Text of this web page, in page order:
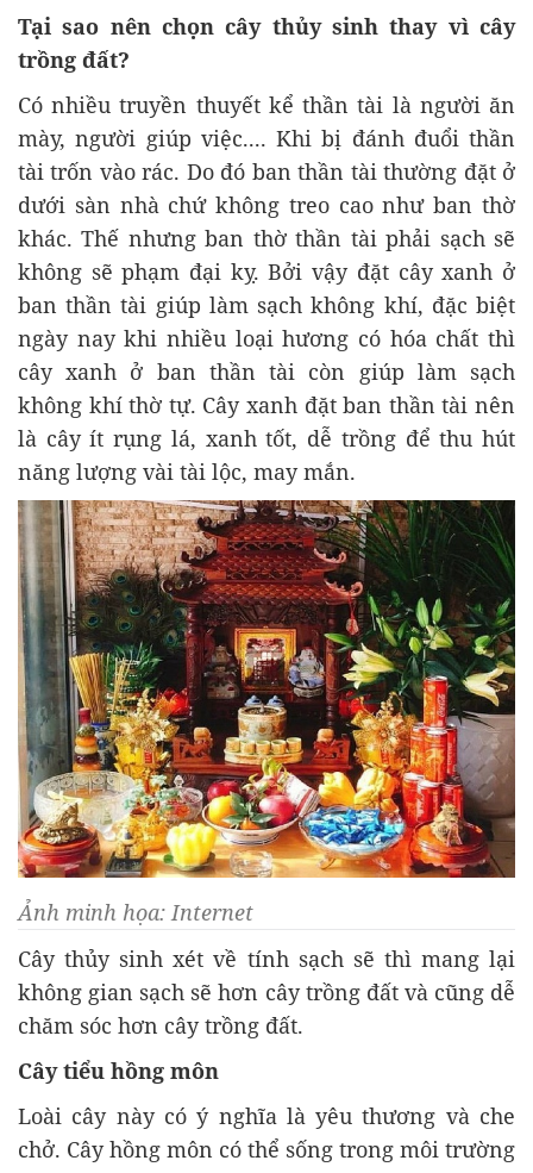
Tại sao nên chọn cây thủy sinh thay vì cây
trồng đất?
Có nhiều truyền thuyết kể thần tài là người ăn
mày, người giúp việc.... Khi bị đánh đuổi thần
tài trốn vào rác. Do đó ban thần tài thường đặt ở
dưới sàn nhà chứ không treo cao như ban thờ
khác. Thế nhưng ban thờ thần tài phải sạch sẽ
không sẽ phạm đại kỵ. Bởi vậy đặt cây xanh ở
ban thần tài giúp làm sạch không khí, đặc biệt
ngày nay khi nhiều loại hương có hóa chất thì
cây xanh ở ban thần tài còn giúp làm sạch
không khí thờ tự. Cây xanh đặt ban thần tài nên
là cây ít rụng lá, xanh tốt, dễ trồng để thu hút
năng lượng vài tài lộc, may mắn.
Ảnh minh họa: Internet
Cây thủy sinh xét về tính sạch sẽ thì mang lại
không gian sạch sẽ hơn cây trồng đất và cũng dễ
chăm sóc hơn cây trồng đất.
Cây tiểu hồng môn
Loài cây này có ý nghĩa là yêu thương và che
chở. Cây hồng môn có thể sống trong môi trường